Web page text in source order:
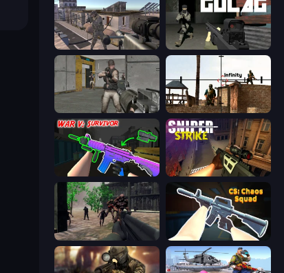
Mad Boss Gulag
Warfare Area Lethal Sniper 3D: Army Soldier
War V: Survivor Sniper Strike
Sudden Attack CS: Chaos Squad